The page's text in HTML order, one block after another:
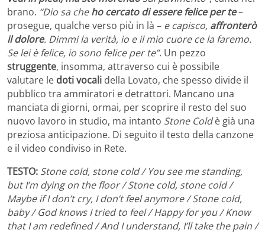
brano. “Dio sa cheho cercato di essere felice per te–
prosegue, qualche verso più in là – e capisco, affronterò
il dolore. Dimmi la verità, io e il mio cuore ce la faremo.
Se lei è felice, io sono felice per te”. Un pezzo
struggente, insomma, attraverso cui è possibile
valutare le doti vocali della Lovato, che spesso divide il
pubblico tra ammiratori e detrattori. Mancano una
manciata di giorni, ormai, per scoprire il resto del suo
nuovo lavoro in studio, ma intanto Stone Coldè già una
preziosa anticipazione. Di seguito il testo della canzone
e il video condiviso in Rete.
TESTO: Stone cold, stone cold / You see me standing,
but I’m dying on the floor / Stone cold, stone cold /
Maybe if I don’t cry, I don’t feel anymore / Stone cold,
baby / God knows I tried to feel / Happy for you / Know
that I am redefined / And I understand, I’ll take the pain /